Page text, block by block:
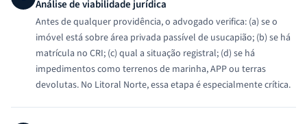
Análise de viabilidade jurídica
Antes de qualquer providência, o advogado verifica: (a) se o
imóvel está sobre área privada passível de usucapião; (b) se há
matrícula no CRI; (c) qual a situação registral; (d) se há
impedimentos como terrenos de marinha, APP ou terras
devolutas. No Litoral Norte, essa etapa é especialmente crítica.